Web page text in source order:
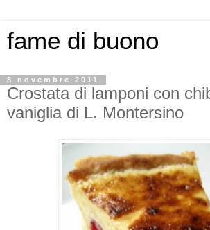
fame di buono
8 novembre 2011
Crostata di lamponi con
vaniglia di L. Montersino